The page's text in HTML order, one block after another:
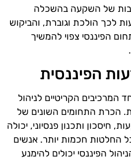
של השקעה בהשכלה
לכך הולכת וגוברת, והביקוש
הפיננסי צפוי להמשיך
הפיננסית
המרכיבים הקריטיים לניהול
הכרת התחומים השונים של
חיסכון ותכנון פנסיוני, יכולה
החלטות חכמות יותר. אנשים
הפיננסי יכולים להימנע